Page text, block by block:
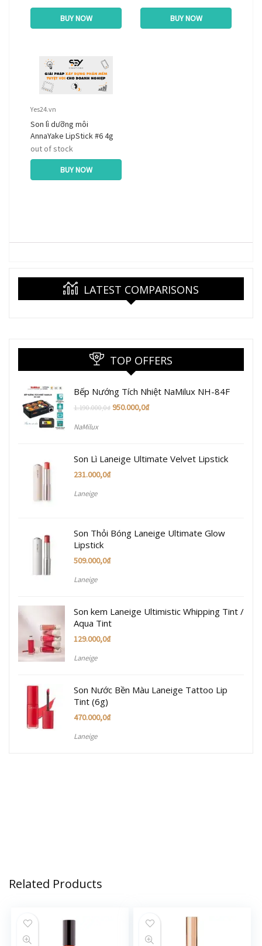
BUY NOW
BUY NOW
Yes24.vn
Son lì dưỡng môi
AnnaYake LipStick #6 4g
out of stock
BUY NOW
LATEST COMPARISONS
TOP OFFERS
Bếp Nướng Tích Nhiệt NaMilux NH-84F
1.190.000,0₫ 950.000,0₫
NaMilux
Son Lì Laneige Ultimate Velvet Lipstick
231.000,0₫
Laneige
Son Thỏi Bóng Laneige Ultimate Glow
Lipstick
509.000,0₫
Laneige
Son kem Laneige Ultimistic Whipping Tint /
Aqua Tint
129.000,0₫
Laneige
Son Nước Bền Màu Laneige Tattoo Lip
Tint (6g)
470.000,0₫
Laneige
Related Products